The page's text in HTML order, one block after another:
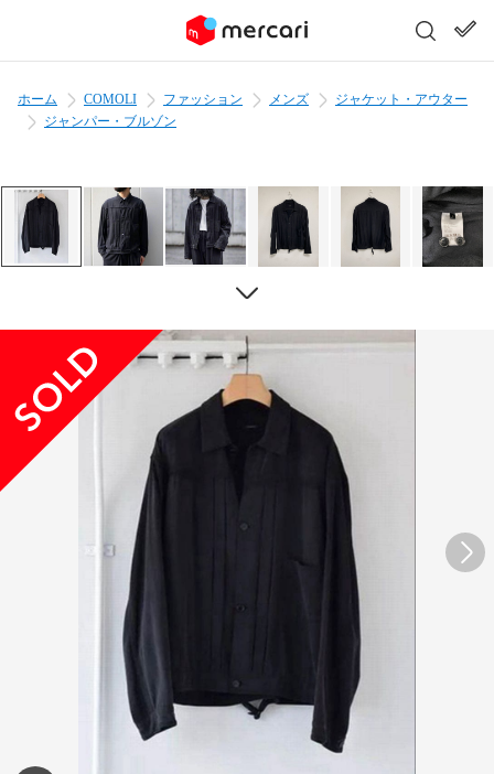
ホーム COMOLI ファッション メンズ
ジャケット・アウター
ジャンパー・ブルゾン